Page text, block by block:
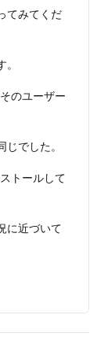
てみてくだ
のユーザー
でした。
トールして
に近づいて